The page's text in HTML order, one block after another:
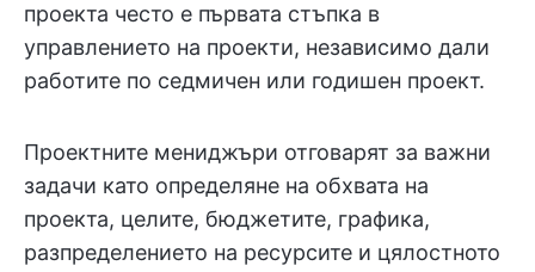
проекта често е първата стъпка в
управлението на проекти, независимо дали
работите по седмичен или годишен проект.
Проектните мениджъри отговарят за важни
задачи като определяне на обхвата на
проекта, целите, бюджетите, графика,
разпределението на ресурсите и цялостното